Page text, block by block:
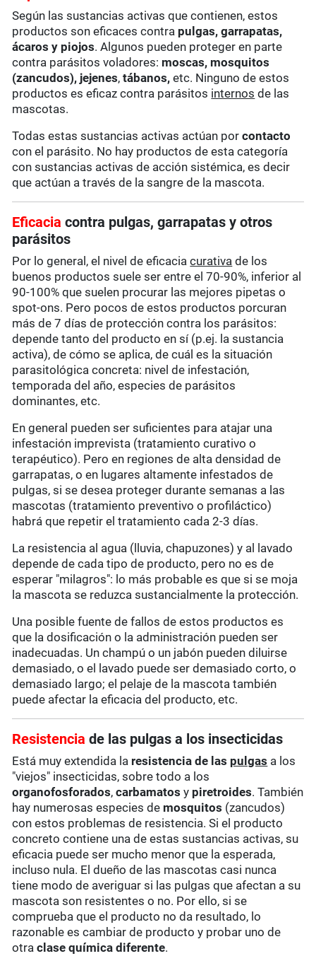
Según las sustancias activas que contienen, estos
productos son eficaces contra pulgas, garrapatas,
ácaros y piojos. Algunos pueden proteger en parte
contra parásitos voladores: moscas, mosquitos
(zancudos), jejenes,tábanos, etc. Ninguno de estos
productos es eficaz contra parásitos internos de las
mascotas.
Todas estas sustancias activas actúan porcontacto
con el parásito. No hay productos de esta categoría
con sustancias activas de acción sistémica, es decir
que actúan a través de la sangre de la mascota.
Eficaciacontra pulgas, garrapatas y otros
parásitos
Por lo general, el nivel de eficaciacurativa de los
buenos productos suele ser entre el 70-90%, inferior al
90-100% que suelen procurar las mejores pipetas o
spot-ons. Pero pocos de estos productos porcuran
más de 7 días de protección contra los parásitos:
depende tanto del producto en sí (p.ej. la sustancia
activa), de cómo se aplica, de cuál es la situación
parasitológica concreta: nivel de infestación,
temporada del año, especies de parásitos
dominantes, etc.
En general pueden ser suficientes para atajar una
infestación imprevista (tratamiento curativo o
terapéutico). Pero en regiones de alta densidad de
garrapatas, o en lugares altamente infestados de
pulgas, si se desea proteger durante semanas a las
mascotas (tratamiento preventivo o profiláctico)
habrá que repetir el tratamiento cada 2-3 días.
La resistencia al agua (lluvia, chapuzones) y al lavado
depende de cada tipo de producto, pero no es de
esperar "milagros": lo más probable es que si se moja
la mascota se reduzca sustancialmente la protección.
Una posible fuente de fallos de estos productos es
que la dosificación o la administración pueden ser
inadecuadas. Un champú o un jabón pueden diluirse
demasiado, o el lavado puede ser demasiado corto, o
demasiado largo; el pelaje de la mascota también
puede afectar la eficacia del producto, etc.
Resistencia de las pulgas a los insecticidas
Está muy extendida la resistencia de las pulgas a los
"viejos" insecticidas, sobre todo a los
organofosforados,carbamatos y piretroides. También
hay numerosas especies de mosquitos (zancudos)
con estos problemas de resistencia. Si el producto
concreto contiene una de estas sustancias activas, su
eficacia puede ser mucho menor que la esperada,
incluso nula. El dueño de las mascotas casi nunca
tiene modo de averiguar si las pulgas que afectan a su
mascota son resistentes o no. Por ello, si se
comprueba que el producto no da resultado, lo
razonable es cambiar de producto y probar uno de
otraclase química diferente.